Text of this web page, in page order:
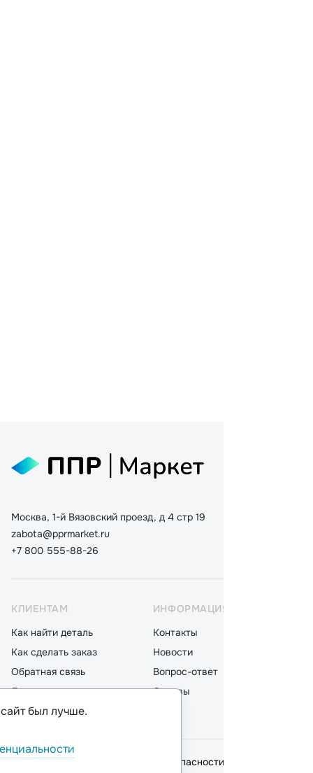
Москва, 1-й Вязовский проезд, д 4 стр 19
zabota@pprmarket.ru
+7 800 555-88-26
КЛИЕНТАМ
Как найти деталь
Как сделать заказ
Обратная связь
Доставка
Оплата
ИНФОРМАЦИЯ
Контакты
Новости
Вопрос-ответ
Отзывы
© 2026,ООО "ППР"
Политика безопасности
был лучше.